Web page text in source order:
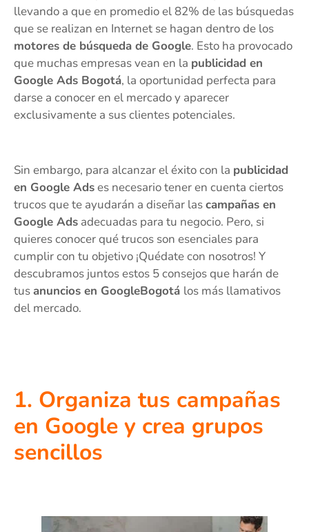
llevando a que en promedio el 82% de las búsquedas
que se realizan en Internet se hagan dentro de los
motores de búsqueda de Google. Esto ha provocado
que muchas empresas vean en la publicidad en
Google Ads Bogotá, la oportunidad perfecta para
darse a conocer en el mercado y aparecer
exclusivamente a sus clientes potenciales.
Sin embargo, para alcanzar el éxito con la publicidad
en Google Adses necesario tener en cuenta ciertos
trucos que te ayudarán a diseñar lascampañas en
Google Ads adecuadas para tu negocio. Pero, si
quieres conocer qué trucos son esenciales para
cumplir con tu objetivo ¡Quédate con nosotros! Y
descubramos juntos estos 5 consejos que harán de
tusanuncios en GoogleBogotá los más llamativos
del mercado.
1. Organiza tus campañas
en Google y crea grupos
sencillos